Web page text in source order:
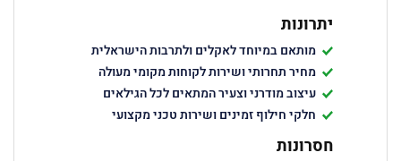
יתרונות
מותאם במיוחד לאקלים ולתרבות הישראלית
מחיר תחרותי ושירות לקוחות מקומי מעולה
עיצוב מודרני וצעיר המתאים לכל הגילאים
חלקי חילוף זמינים ושירות טכני מקצועי
חסרונות